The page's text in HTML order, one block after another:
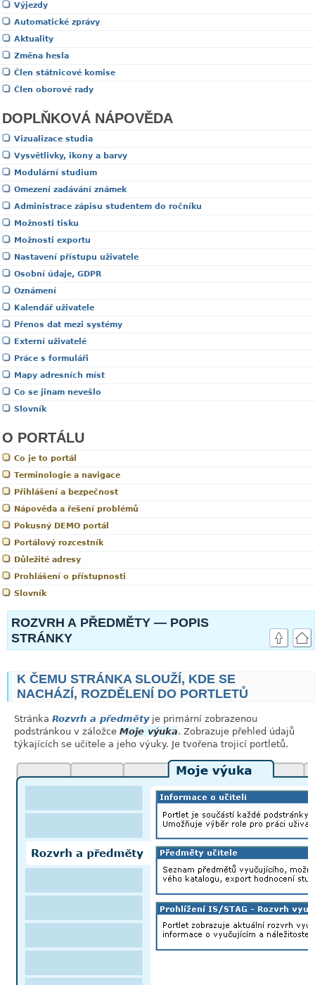
Výjezdy
Automatické zprávy
Aktuality
Změna hesla
Člen státnicové komise
Člen oborové rady
DOPLŇKOVÁ NÁPOVĚDA
Vizualizace studia
Vysvětlivky, ikony a barvy
Modulární studium
Omezení zadávání známek
Administrace zápisu studentem do ročníku
Možnosti tisku
Možnosti exportu
Nastavení přístupu uživatele
Osobní údaje, GDPR
Oznámení
Kalendář uživatele
Přenos dat mezi systémy
Externí uživatelé
Práce s formuláři
Mapy adresních míst
Co se jinam nevešlo
Slovník
O PORTÁLU
Co je to portál
Terminologie a navigace
Přihlášení a bezpečnost
Nápověda a řešení problémů
Pokusný DEMO portál
Portálový rozcestník
Důležité adresy
Prohlášení o přístupnosti
Slovník
ROZVRH A PŘEDMĚTY — POPIS
STRÁNKY
K ČEMU STRÁNKA SLOUŽÍ, KDE SE
NACHÁZÍ, ROZDĚLENÍ DO PORTLETŮ
Stránka Rozvrh a předmětyje primární zobrazenou
podstránkou v záložce Moje výuka. Zobrazuje přehled údajů
týkajících se učitele a jeho výuky. Je tvořena trojicí portletů.